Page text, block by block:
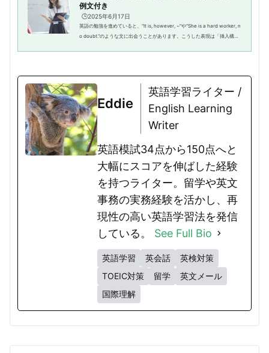
例文付き
🕒️2025年6月17日
英語の勉強を進めていると、"It is, however, ~"や"She is a hard worker, n
o doubt."のような文に出会うことがあります。こうした表現は「挿入構
Eddie
英語学習ライター /
English Learning
Writer
英語模試34点から150点へと
大幅にスコアを伸ばした経験
を持つライター。留学や英文
事務の実務経験を活かし、再
現性の高い英語学習法を発信
している。 See Full Bio
英語学習 英会話
英検対策
TOEIC対策
留学
英文メール
国際理解